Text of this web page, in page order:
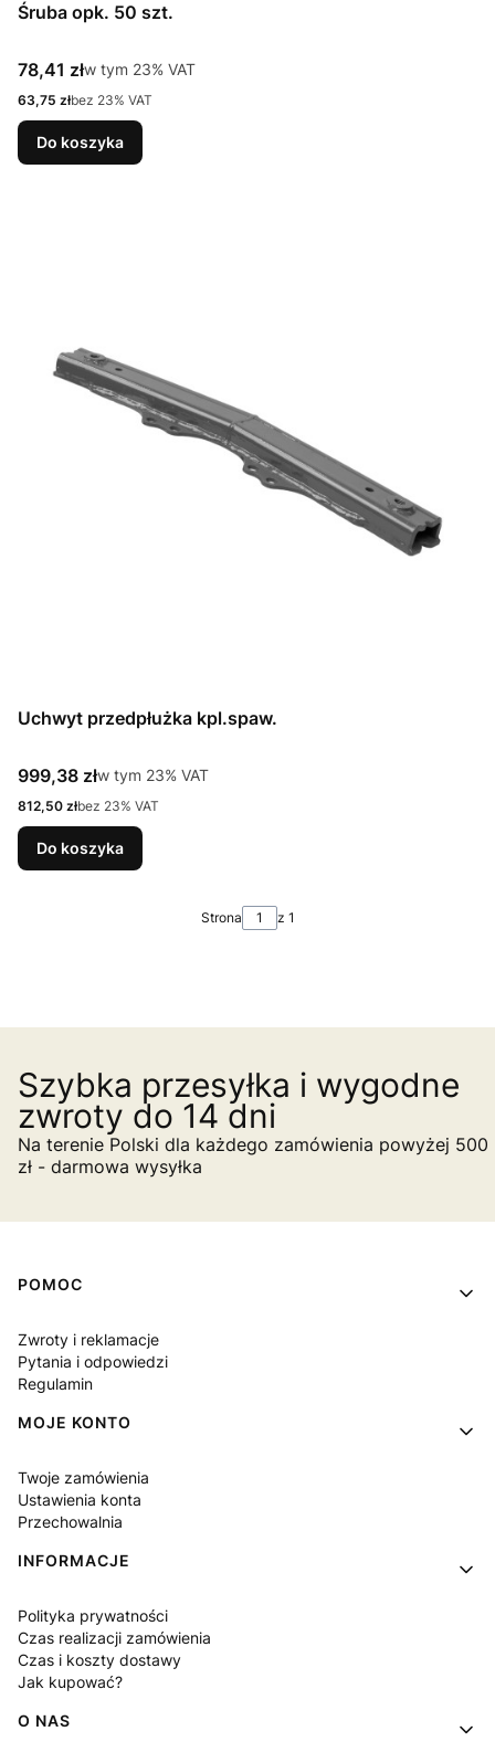
Śruba opk. 50 szt.
Cena brutto
78,41 złw tym %s VAT
w tym 23% VAT
Cena netto
63,75 złbez 23% VAT
Do koszyka
Uchwyt przedpłużka kpl.spaw.
Cena brutto
999,38 złw tym %s VAT
w tym 23% VAT
Cena netto
812,50 złbez 23% VAT
Do koszyka
Strona z 1
Szybka przesyłka i wygodne
zwroty do 14 dni
Na terenie Polski dla każdego zamówienia powyżej 500
zł - darmowa wysyłka
Linki w stopce
POMOC
Zwroty i reklamacje
Pytania i odpowiedzi
Regulamin
MOJE KONTO
Twoje zamówienia
Ustawienia konta
Przechowalnia
INFORMACJE
Polityka prywatności
Czas realizacji zamówienia
Czas i koszty dostawy
Jak kupować?
O NAS